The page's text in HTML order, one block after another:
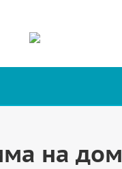
на дом